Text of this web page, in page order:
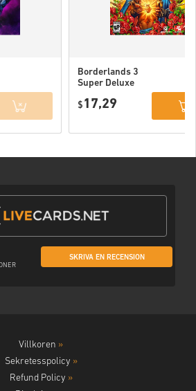
Borderlands 3
Super Deluxe
Games) EU
$ 17,29
SKRIVA EN RECENSION
Villkoren »
Sekretesspolicy »
Refund Policy »